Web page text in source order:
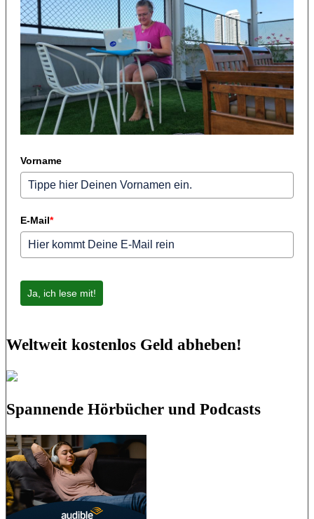
Vorname
E-Mail*
Ja, ich lese mit!
Weltweit kostenlos Geld abheben!
Spannende Hörbücher und Podcasts